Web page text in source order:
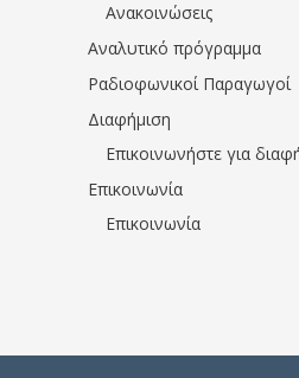
Ανακοινώσεις
Αναλυτικό πρόγραμμα
Ραδιοφωνικοί Παραγωγοί
Διαφήμιση
Επικοινωνήστε για
Επικοινωνία
Επικοινωνία